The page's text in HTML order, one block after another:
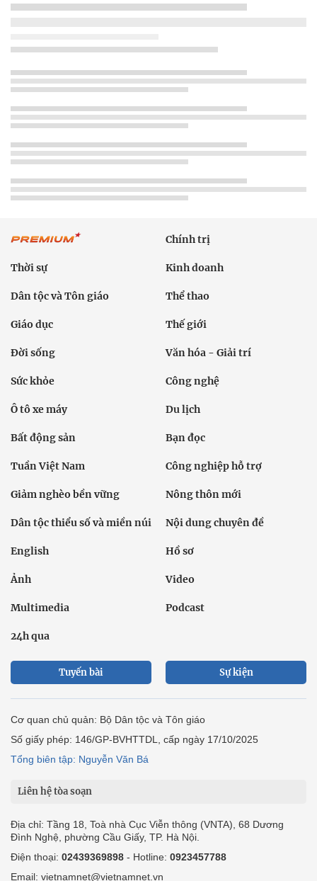
Chính trị
Thời sự Kinh doanh
Dân tộc và Tôn giáo Thể thao
Giáo dục Thế giới
Đời sống Văn hóa - Giải trí
Sức khỏe Công nghệ
Ô tô xe máy Du lịch
Bất động sản Bạn đọc
Tuần Việt Nam Công nghiệp hỗ trợ
Giảm nghèo bền vững Nông thôn mới
Dân tộc thiểu số và miền núi Nội dung chuyên đề
English Hồ sơ
Ảnh Video
Multimedia Podcast
24h qua
Tuyến bài Sự kiện
Cơ quan chủ quản: Bộ Dân tộc và Tôn giáo
Số giấy phép: 146/GP-BVHTTDL, cấp ngày 17/10/2025
Tổng biên tập: Nguyễn Văn Bá
Liên hệ tòa soạn
Địa chỉ: Tầng 18, Toà nhà Cục Viễn thông (VNTA), 68 Dương
Đình Nghệ, phường Cầu Giấy, TP. Hà Nội.
Điện thoại: 02439369898 - Hotline: 0923457788
Email: vietnamnet@vietnamnet.vn